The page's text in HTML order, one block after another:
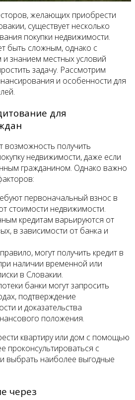
желающих приобрести
существует несколько
покупки недвижимости.
быть сложным, однако с
знанием местных условий
задачу. Рассмотрим
и особенности для
для
возможность получить
недвижимости, даже если
гражданином. Однако важно
первоначальный взнос в
стоимости недвижимости.
кредитам варьируются от
в зависимости от банка и
могут получить кредит в
наличии временной или
в Словакии.
банки могут запросить
подтверждение
и доказательства
положения.
квартиру или дом с помощью
проконсультироваться с
выбрать наиболее выгодные
через